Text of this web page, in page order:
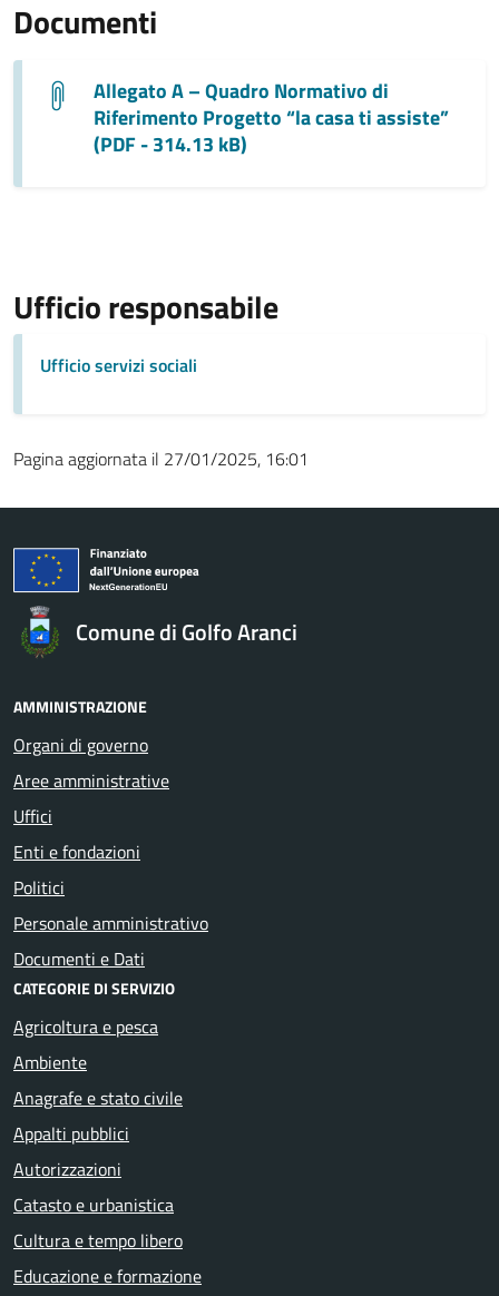
Documenti
Allegato A – Quadro Normativo di
Riferimento Progetto “la casa ti assiste”
(PDF - 314.13 kB)
Ufficio responsabile
Ufficio servizi sociali
Pagina aggiornata il 27/01/2025, 16:01
Comune di Golfo Aranci
AMMINISTRAZIONE
Organi di governo
Aree amministrative
Uffici
Enti e fondazioni
Politici
Personale amministrativo
Documenti e Dati
CATEGORIE DI SERVIZIO
Agricoltura e pesca
Ambiente
Anagrafe e stato civile
Appalti pubblici
Autorizzazioni
Catasto e urbanistica
Cultura e tempo libero
Educazione e formazione